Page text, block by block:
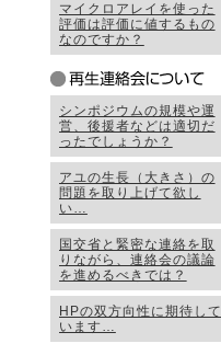
マイクロアレイを使った
評価は評価に値するもの
なのですか？
シンポジウムの規模や運
営、後援者などは適切だ
ったでしょうか？
アユの生長（大きさ）の
問題を取り上げて欲し
い…
国交省と緊密な連絡を取
りながら、連絡会の議論
を進めるべきでは？
HPの双方向性に期待して
います…